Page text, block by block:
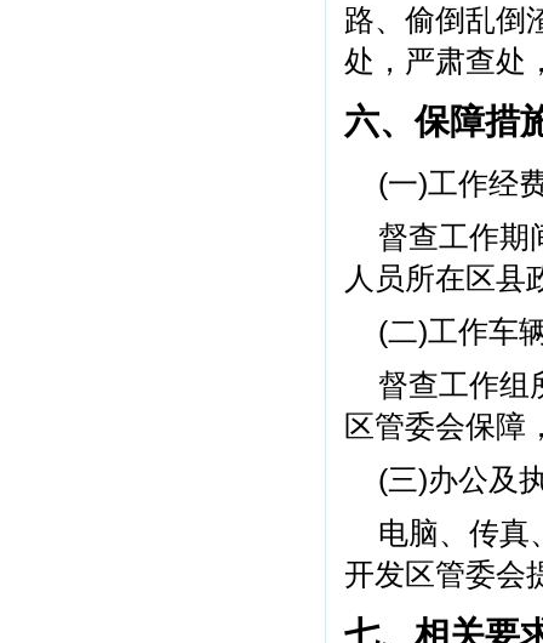
路、偷倒乱倒
处，严肃查处
六、保障措
(一)工作经
督查工作期
人员所在区县
(二)工作车
督查工作组
区管委会保障
(三)办公及
电脑、传真
开发区管委会
七、相关要